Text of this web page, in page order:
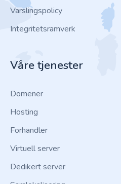
Varslingspolicy
Integritetsramverk
Våre tjenester
Domener
Hosting
Forhandler
Virtuell server
Dedikert server